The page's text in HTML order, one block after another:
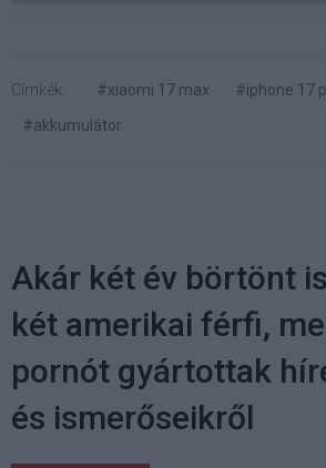
Címkék: #xiaomi 17 max
#iphone 17
#akkumulátor
Akár két év börtönt
két amerikai férfi,
pornót gyártottak
és ismerőseikről